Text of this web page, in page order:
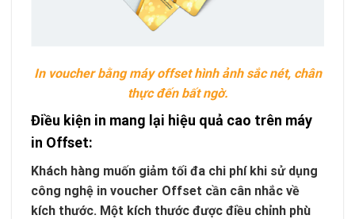
In voucher bằng máy offset hình ảnh sắc nét, chân
thực đến bất ngờ.
Điều kiện in mang lại hiệu quả cao trên máy
in Offset:
Khách hàng muốn giảm tối đa chi phí khi sử dụng
công nghệ in voucher Offset cần cân nhắc về
kích thước. Một kích thước được điều chỉnh phù